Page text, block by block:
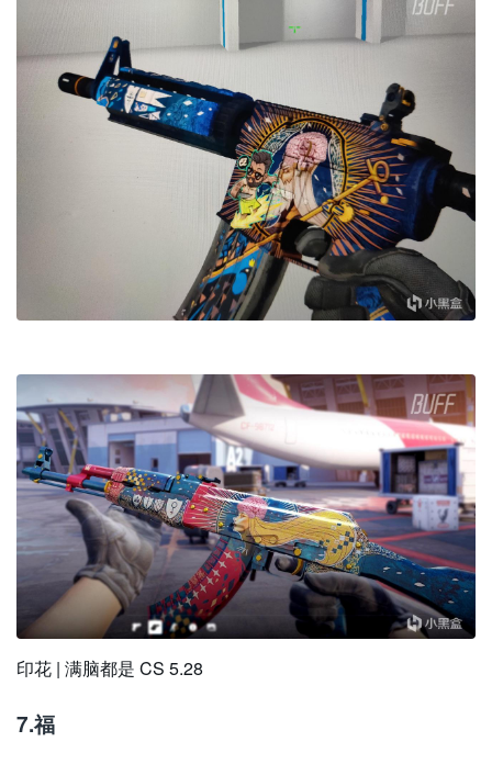
印花 | 满脑都是 CS 5.28
7.福